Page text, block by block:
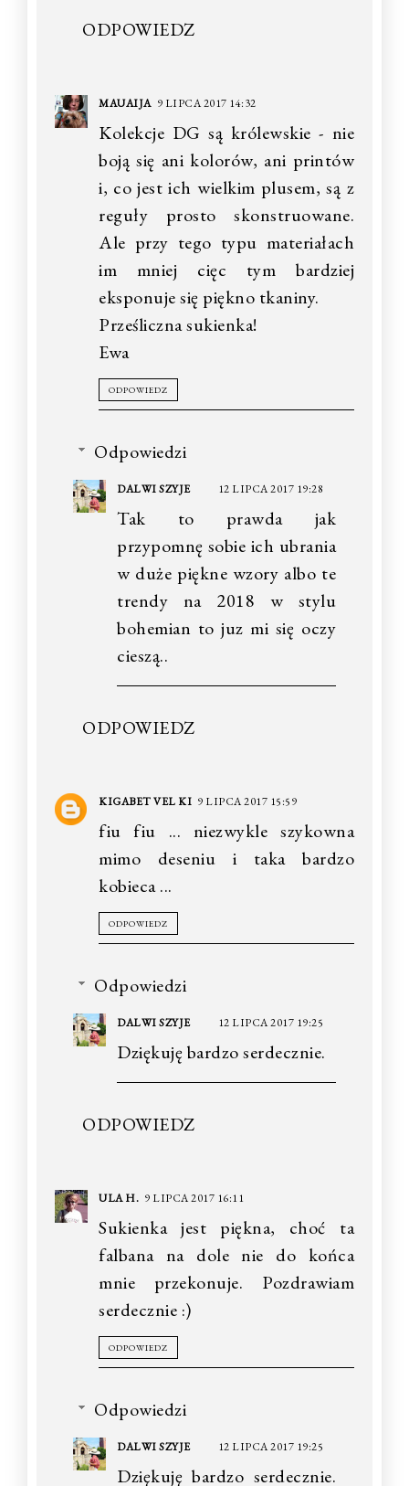
ODPOWIEDZ
MAUAIJA 9 LIPCA 2017 14:32
Kolekcje DG są królewskie - nie
boją się ani kolorów, ani printów
i, co jest ich wielkim plusem, są z
reguły prosto skonstruowane.
Ale przy tego typu materiałach
im mniej cięc tym bardziej
eksponuje się piękno tkaniny.
Prześliczna sukienka!
Ewa
ODPOWIEDZ
Odpowiedzi
DALWI SZYJE 12 LIPCA 2017 19:28
Tak to prawda jak
przypomnę sobie ich ubrania
w duże piękne wzory albo te
trendy na 2018 w stylu
bohemian to juz mi się oczy
cieszą..
ODPOWIEDZ
KIGABET VEL KI 9 LIPCA 2017 15:59
fiu fiu ... niezwykle szykowna
mimo deseniu i taka bardzo
kobieca ...
ODPOWIEDZ
Odpowiedzi
DALWI SZYJE 12 LIPCA 2017 19:25
Dziękuję bardzo serdecznie.
ODPOWIEDZ
ULA H. 9 LIPCA 2017 16:11
Sukienka jest piękna, choć ta
falbana na dole nie do końca
mnie przekonuje. Pozdrawiam
serdecznie :)
ODPOWIEDZ
Odpowiedzi
DALWI SZYJE 12 LIPCA 2017 19:25
Dziękuję bardzo serdecznie.